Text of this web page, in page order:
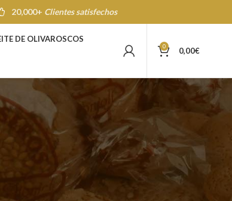
DE OLIVAROSCOS
0 0,00€
20,000+ Clientes satisfechos